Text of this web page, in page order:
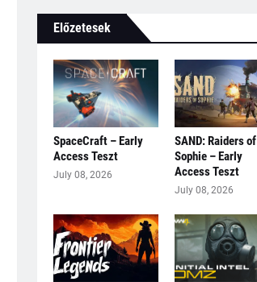
Előzetesek
SpaceCraft – Early
Access Teszt
July 08, 2026
SAND: Raiders of
Sophie – Early
Access Teszt
July 08, 2026